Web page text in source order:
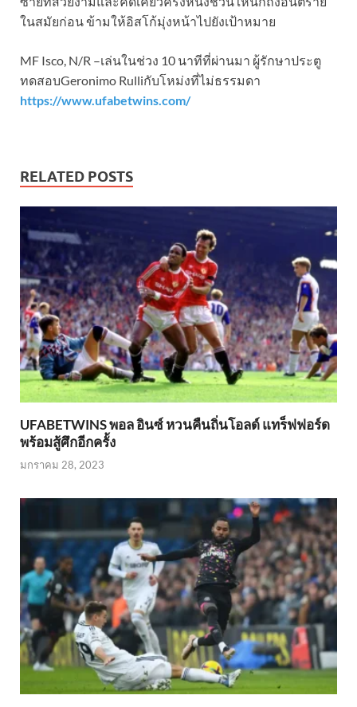
ในสมัยก่อน ข้ามให้อิสโก้มุ่งหน้าไปยังเป้าหมาย
MF Isco, N/R –เล่นในช่วง 10 นาทีที่ผ่านมา ผู้รักษาประตู
ทดสอบGeronimo Rulliกับโหม่งที่ไม่ธรรมดา
https://www.ufabetwins.com/
RELATED POSTS
UFABETWINS พอล อินซ์ หวนคืนถิ่นโอลด์ แทร็ฟฟอร์ด
พร้อมสู้ศึกอีกครั้ง
มกราคม 28, 2023